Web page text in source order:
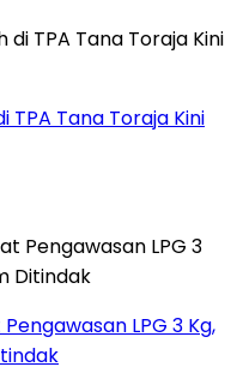
TPA Tana Toraja Kini
LPG 3 Kg,